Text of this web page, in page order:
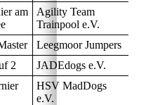
am
Agility Team
Trainpool e.V.
Leegmoor Jumpers
2
JADEdogs e.V.
HSV MadDogs
e.V.